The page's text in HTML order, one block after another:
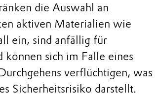
die Auswahl an
aktiven Materialien wie
ein, sind anfällig für
können sich im Falle eines
verflüchtigen, was
Sicherheitsrisiko darstellt.